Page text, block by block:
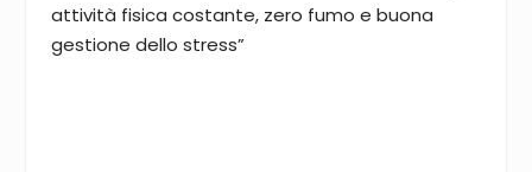
attività fisica costante, zero fumo e buona
gestione dello stress”